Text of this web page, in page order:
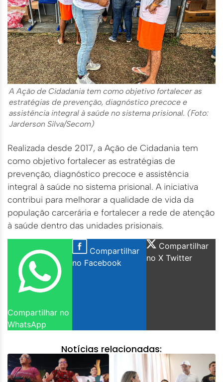
A Ação de Cidadania tem como objetivo fortalecer as
estratégias de prevenção, diagnóstico precoce e
assistência integral à saúde no sistema prisional. (Foto:
Jarderson Silva/Secom)
Realizada desde 2017, a Ação de Cidadania tem
como objetivo fortalecer as estratégias de
prevenção, diagnóstico precoce e assistência
integral à saúde no sistema prisional. A iniciativa
contribui para melhorar a qualidade de vida da
população carcerária e fortalecer a rede de atenção
à saúde dentro das unidades prisionais.
Compartilhar no
WhatsApp
Compartilhar
no Facebook
Compartilhar
no X Twitter
Notícias relacionadas: